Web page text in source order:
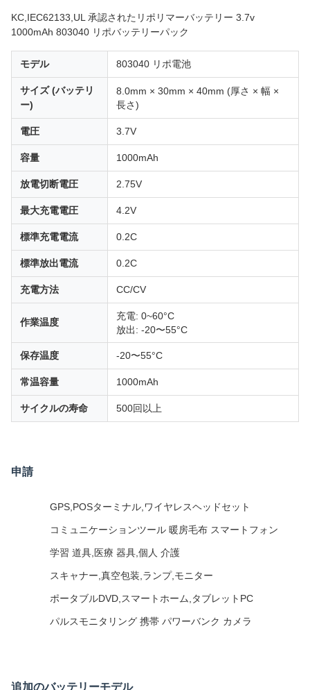
KC,IEC62133,UL 承認されたリポリマーバッテリー 3.7v
1000mAh 803040 リポバッテリーパック
モデル 803040 リポ電池
サイズ (バッテリ
ー)
8.0mm × 30mm × 40mm (厚さ × 幅 ×
長さ)
電圧 3.7V
容量 1000mAh
放電切断電圧 2.75V
最大充電電圧 4.2V
標準充電電流 0.2C
標準放出電流 0.2C
充電方法 CC/CV
作業温度
充電: 0~60°C
放出: -20〜55°C
保存温度 -20〜55°C
常温容量 1000mAh
サイクルの寿命 500回以上
申請
GPS,POSターミナル,ワイヤレスヘッドセット
コミュニケーションツール 暖房毛布 スマートフォン
学習 道具,医療 器具,個人 介護
スキャナー,真空包装,ランプ,モニター
ポータブルDVD,スマートホーム,タブレットPC
パルスモニタリング 携帯 パワーバンク カメラ
追加のバッテリーモデル